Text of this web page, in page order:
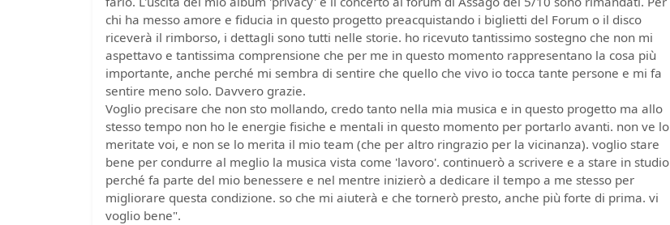
chi ha messo amore e fiducia in questo progetto preacquistando i biglietti del Forum o il disco
riceverà il rimborso, i dettagli sono tutti nelle storie. ho ricevuto tantissimo sostegno che non mi
aspettavo e tantissima comprensione che per me in questo momento rappresentano la cosa più
importante, anche perché mi sembra di sentire che quello che vivo io tocca tante persone e mi fa
sentire meno solo. Davvero grazie.
Voglio precisare che non sto mollando, credo tanto nella mia musica e in questo progetto ma allo
stesso tempo non ho le energie fisiche e mentali in questo momento per portarlo avanti. non ve lo
meritate voi, e non se lo merita il mio team (che per altro ringrazio per la vicinanza). voglio stare
bene per condurre al meglio la musica vista come 'lavoro'. continuerò a scrivere e a stare in studio
perché fa parte del mio benessere e nel mentre inizierò a dedicare il tempo a me stesso per
migliorare questa condizione. so che mi aiuterà e che tornerò presto, anche più forte di prima. vi
voglio bene".